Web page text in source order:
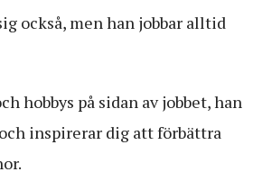
också, men han jobbar alltid
hobbys på sidan av jobbet, han
inspirerar dig att förbättra